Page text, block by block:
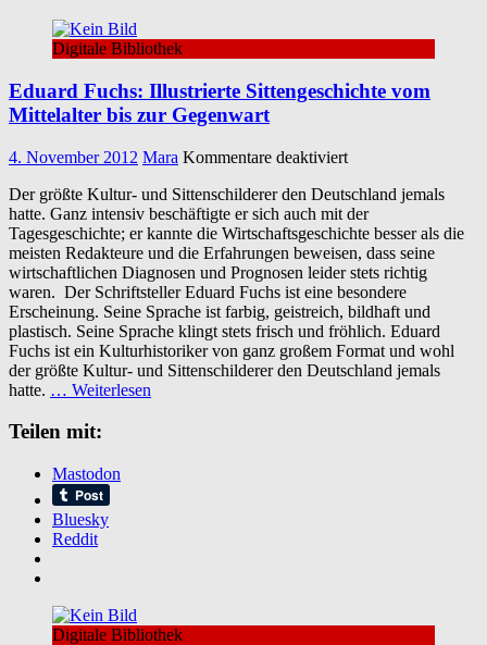
Digitale Bibliothek
Eduard Fuchs: Illustrierte Sittengeschichte vom
Mittelalter bis zur Gegenwart
4. November 2012 Mara Kommentare deaktiviertfür
Fuchs:
Illustrierte
Sittengeschichte
vom
Mittelalter
bis
zur
Gegenwart
Der größte Kultur- und Sittenschilderer den Deutschland jemals
hatte. Ganz intensiv beschäftigte er sich auch mit der
Tagesgeschichte; er kannte die Wirtschaftsgeschichte besser als die
meisten Redakteure und die Erfahrungen beweisen, dass seine
wirtschaftlichen Diagnosen und Prognosen leider stets richtig
waren. Der Schriftsteller Eduard Fuchs ist eine besondere
Erscheinung. Seine Sprache ist farbig, geistreich, bildhaft und
plastisch. Seine Sprache klingt stets frisch und fröhlich. Eduard
Fuchs ist ein Kulturhistoriker von ganz großem Format und wohl
der größte Kultur- und Sittenschilderer den Deutschland jemals
hatte. … Weiterlesen
Teilen mit:
Mastodon
Bluesky
Reddit
Digitale Bibliothek